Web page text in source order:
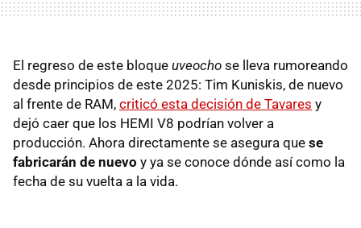
El regreso de este bloque uveocho se lleva rumoreando
desde principios de este 2025: Tim Kuniskis, de nuevo
al frente de RAM, criticó esta decisión de Tavares y
dejó caer que los HEMI V8 podrían volver a
producción. Ahora directamente se asegura que se
fabricarán de nuevo y ya se conoce dónde así como la
fecha de su vuelta a la vida.